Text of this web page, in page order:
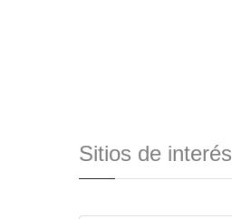
Sitios de interés